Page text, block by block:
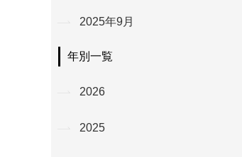
2025年9月
年別一覧
2026
2025